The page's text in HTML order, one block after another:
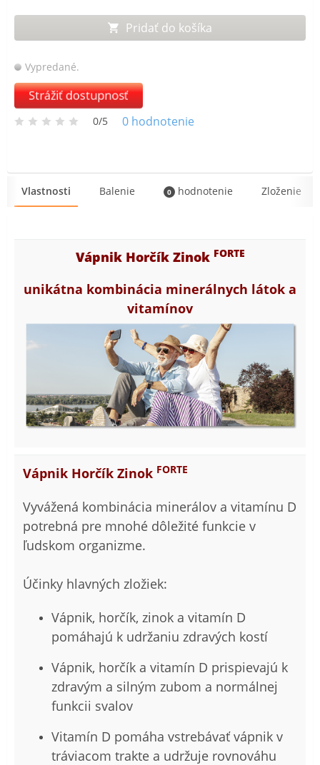
Pridať do košíka
Vypredané.
Strážiť dostupnosť
0/5 0 hodnotenie
Vlastnosti Balenie 0 hodnotenie Zloženie
Vápnik Horčík Zinok FORTE
unikátna kombinácia minerálnych látok a
vitamínov
Vápnik Horčík Zinok FORTE
Vyvážená kombinácia minerálov a vitamínu D
potrebná pre mnohé dôležité funkcie v
ľudskom organizme.
Účinky hlavných zložiek:
Vápnik, horčík, zinok a vitamín D
pomáhajú k udržaniu zdravých kostí
Vápnik, horčík a vitamín D prispievajú k
zdravým a silným zubom a normálnej
funkcii svalov
Vitamín D pomáha vstrebávať vápnik v
tráviacom trakte a udržuje rovnováhu